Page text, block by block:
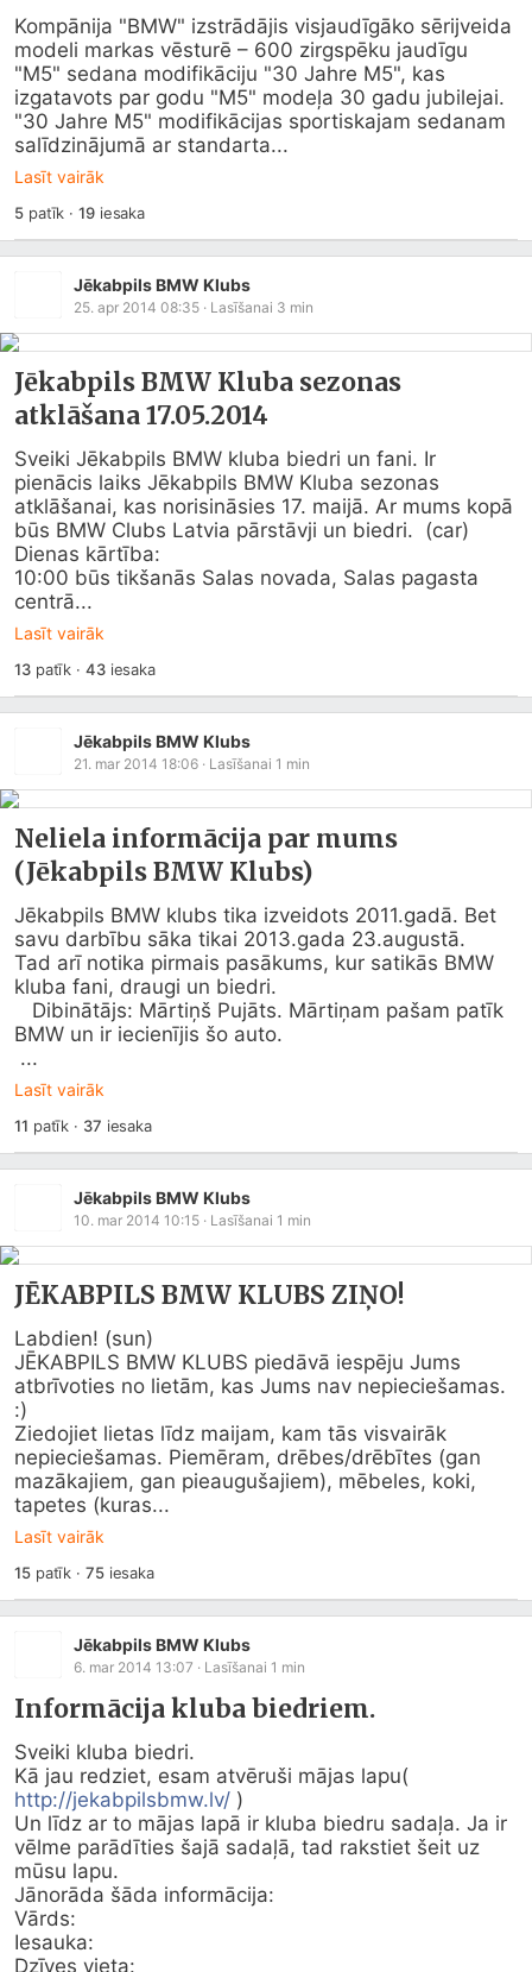
Kompānija "BMW" izstrādājis visjaudīgāko sērijveida
modeli markas vēsturē – 600 zirgspēku jaudīgu
"M5" sedana modifikāciju "30 Jahre M5", kas
izgatavots par godu "M5" modeļa 30 gadu jubilejai.
"30 Jahre M5" modifikācijas sportiskajam sedanam
salīdzinājumā ar standarta...
Lasīt vairāk
5patīk ·19iesaka
Jēkabpils BMW Klubs
25. apr 2014 08:35 · Lasīšanai 3 min
Jēkabpils BMW Kluba sezonas
atklāšana 17.05.2014
Sveiki Jēkabpils BMW kluba biedri un fani. Ir
pienācis laiks Jēkabpils BMW Kluba sezonas
atklāšanai, kas norisināsies 17. maijā. Ar mums kopā
būs BMW Clubs Latvia pārstāvji un biedri.  (car)
Dienas kārtība:
10:00 būs tikšanās Salas novada, Salas pagasta
centrā...
Lasīt vairāk
13patīk · 43iesaka
Jēkabpils BMW Klubs
21. mar 2014 18:06 · Lasīšanai 1 min
Neliela informācija par mums
(Jēkabpils BMW Klubs)
Jēkabpils BMW klubs tika izveidots 2011.gadā. Bet
savu darbību sāka tikai 2013.gada 23.augustā.
Tad arī notika pirmais pasākums, kur satikās BMW
kluba fani, draugi un biedri.
BMW un ir iecienījis šo auto.
...
Lasīt vairāk
11 patīk · 37 iesaka
Jēkabpils BMW Klubs
10. mar 2014 10:15 · Lasīšanai 1 min
JĒKABPILS BMW KLUBS ZIŅO!
Labdien! (sun)
JĒKABPILS BMW KLUBS piedāvā iespēju Jums
atbrīvoties no lietām, kas Jums nav nepieciešamas.
:)
Ziedojiet lietas līdz maijam, kam tās visvairāk
nepieciešamas. Piemēram, drēbes/drēbītes (gan
mazākajiem, gan pieaugušajiem), mēbeles, koki,
tapetes (kuras...
Lasīt vairāk
15patīk · 75iesaka
Jēkabpils BMW Klubs
6. mar 2014 13:07 · Lasīšanai 1 min
Informācija kluba biedriem.
Sveiki kluba biedri.
http://jekabpilsbmw.lv/ )
Un līdz ar to mājas lapā ir kluba biedru sadaļa. Ja ir
vēlme parādīties šajā sadaļā, tad rakstiet šeit uz
mūsu lapu.
Jānorāda šāda informācija:
Vārds:
Iesauka:
Dzīves vieta: